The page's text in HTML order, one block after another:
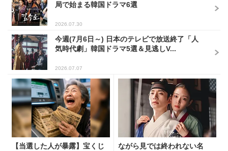
局で始まる韓国ドラマ6選
2026.07.30
今週(7月6日～) 日本のテレビで放送終了「人
気時代劇」韓国ドラマ5選＆見逃しV...
2026.07.07
【当選した人が暴露】宝くじ
ながら見では終われない名